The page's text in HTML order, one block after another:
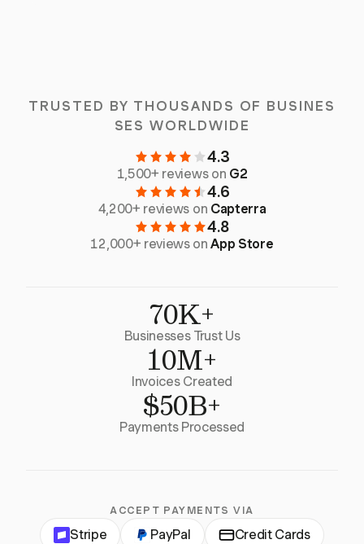
TRUSTED BY THOUSANDS OF BUSINES
SES WORLDWIDE
4.3
1,500+ reviews on G2
4.6
4,200+ reviews on Capterra
4.8
12,000+ reviews onApp Store
70K+
Businesses Trust Us
10M+
Invoices Created
$50B+
Payments Processed
ACCEPT PAYMENTS VIA
Stripe PayPal Credit Cards